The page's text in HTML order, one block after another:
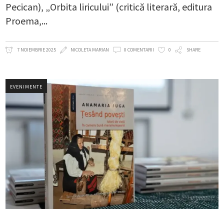
Pecican), „Orbita liricului” (critică literară, editura
Proema,
7 NOIEMBRIE 2025 NICOLETA MARIAN 0 COMENTARII 0 SHARE
EVENIMENTE